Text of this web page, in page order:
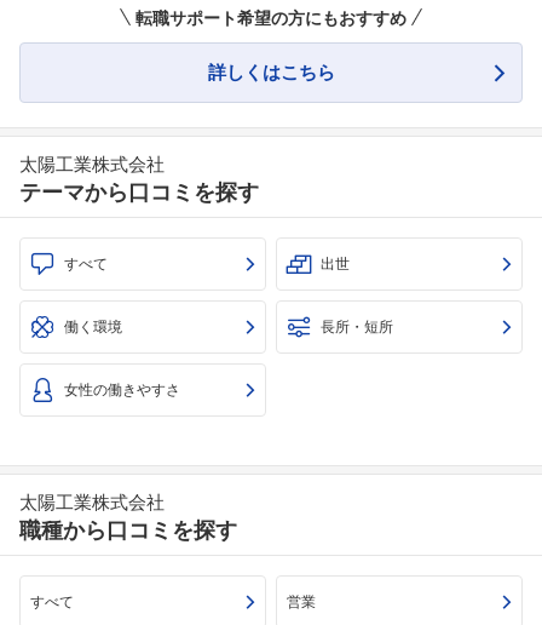
転職サポート希望の方にもおすすめ
詳しくはこちら
太陽工業株式会社
テーマから口コミを探す
すべて 出世
働く環境 長所・短所
女性の働きやすさ
太陽工業株式会社
職種から口コミを探す
すべて 営業